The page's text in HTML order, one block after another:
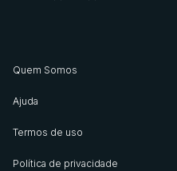
Quem Somos
Ajuda
Termos de uso
Política de privacidade